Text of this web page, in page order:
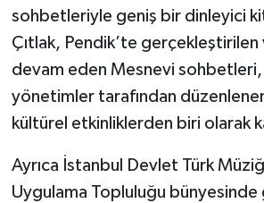
sohbetleriyle geniş bir dinleyici
Çıtlak, Pendik’te gerçekleştirilen
devam eden Mesnevi sohbetleri,
yönetimler tarafından
kültürel etkinliklerden biri olarak
Ayrıca İstanbul Devlet Türk
Uygulama Topluluğu